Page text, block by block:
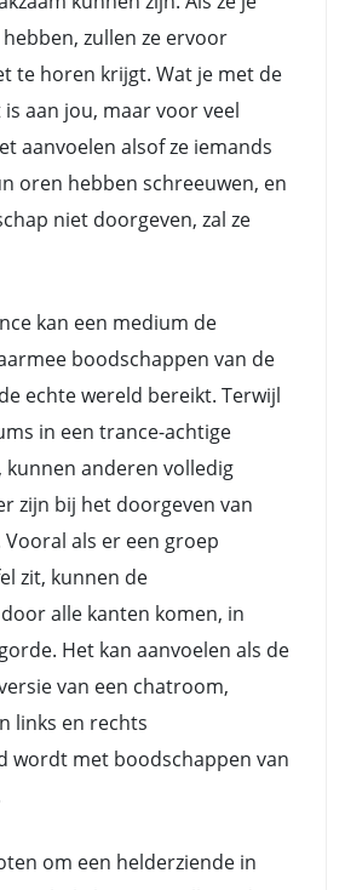
zullen ze ervoor
te horen krijgt. Wat je met de
aan jou, maar voor veel
aanvoelen alsof ze iemands
oren hebben schreeuwen, en
niet doorgeven, zal ze
kan een medium de
boodschappen van de
echte wereld bereikt. Terwijl
in een trance-achtige
anderen volledig
zijn bij het doorgeven van
als er een groep
zit, kunnen de
alle kanten komen, in
Het kan aanvoelen als de
van een chatroom,
links en rechts
wordt met boodschappen van
om een helderziende in